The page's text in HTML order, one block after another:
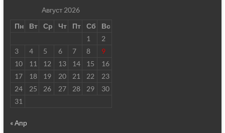
Август 2026
Пн
Вт Ср Чт Пт Сб
Вс
1
2
3
4 5 6 7 8
9
10
11 12 13 14 15
16
17
18 19 20 21 22
23
24
25 26 27 28 29
30
31
« Апр